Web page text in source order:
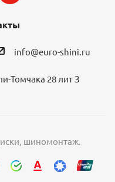
info@euro-shini.ru
Томчака 28 лит З
шиномонтаж.